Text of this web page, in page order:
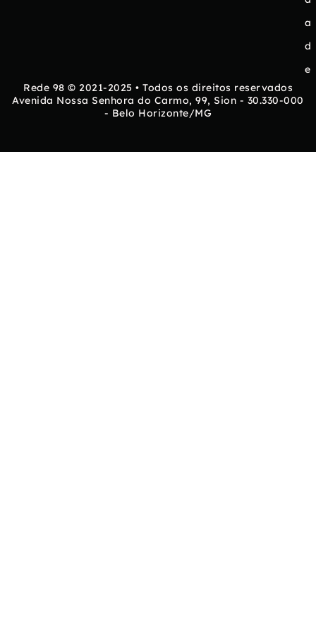
a
d
e
Rede 98 © 2021-2025 • Todos os direitos reservados
Avenida Nossa Senhora do Carmo, 99, Sion - 30.330-000
- Belo Horizonte/MG